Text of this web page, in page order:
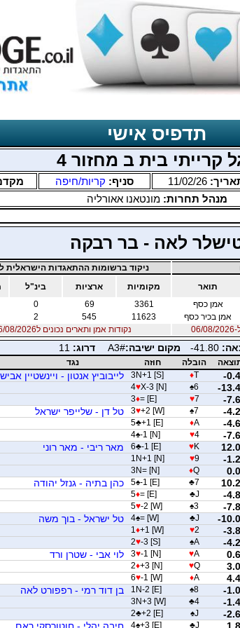
תדפיס אישי
קרייתי בית ב מחזור 4
11/02/26 סניף: קריות/חיפה
מנהל תחרות:מונטאנו אאורליה
לאה - בר רבקה
ניקוד ברשומות ההתאגדות הישראלית
תואר מקומיות ארציות בינ"ל
אמן כסף 3361
69
0
אמן בכיר כסף 11623
545
2
נקודות אמן ותארים נכונים ל06/08/2026
-41.80 מקום ישיבה:A3# דרוג: 11
הובלה חוזה
נגד
-
♦T
3N+1 [S] לייבוביץ אנטון - ויינשטיין
-
♠6
4♥X-3 [N]
-
♥7
3♦= [E]
-
♠7
3♥+2 [W] טל דן - שלייפר ישראל
-
♦A
5♣+1 [E]
-
♥4
4♠-1 [N]
♥K
6♣-1 [E] מאר ריבי - מאר רוני
-
♥9
1N+1 [N]
♦Q
3N= [N]
♣7
5♠-1 [E] כהן בתיה - גנזל יהודה
-
♣J
5♦= [E]
-
♠3
5♥-2 [W]
-
♣J
4♠= [W] טל ישראל - בוך משה
-
♥2
1 ♦+1 [W]
-
♠A
2♥-3 [S]
♥A
3♥-1 [N] לוי אבי - שטרן ורד
♥Q
2♦+3 [N]
♦A
6♥-1 [W]
-
♠8
1N-2 [E] בן דוד רמי - רפפורט לאה
-
♣4
3N+3 [W]
-
♠J
2♣+2 [E]
♣J
4♠+3 [E] חיבה יהלי - חוטורסקי ראם